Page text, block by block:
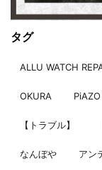
タグ
ALLU WATCH
OKURA PiAZO
【トラブル】
なんぼや アン